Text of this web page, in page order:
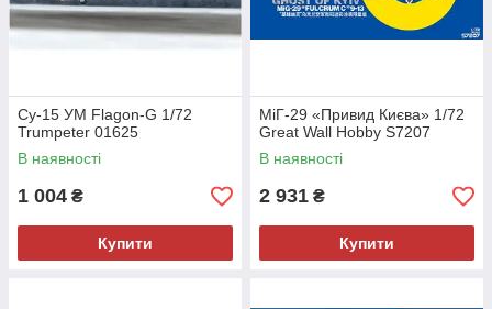
Су-15 УМ Flagon-G 1/72
Trumpeter 01625
В наявності
1 004 ₴
Купити
МіГ-29 «Привид Києва» 1/72
Great Wall Hobby S7207
В наявності
2 931 ₴
Купити